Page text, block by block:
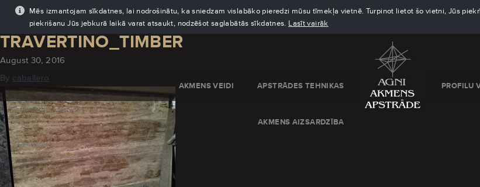
Mēs izmantojam sīkdatnes, lai nodrošinātu, ka sniedzam vislabāko pieredzi mūsu tīmekļa vietnē. Turpinot lietot šo vietni, Jūs
piekrišanu Jūs jebkurā laikā varat atsaukt, nodzēšot saglabātās sīkdatnes. Lasīt vairāk
AKMENS VEIDI APSTRĀDES TEHNIKAS
AKMENS AIZSARDZĪBA
PROFILU
TRAVERTINO_TIMBER
August 30, 2016
By caballero